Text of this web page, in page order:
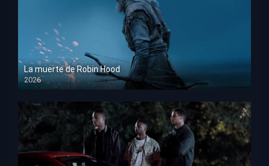
La muerte de Robin Hood
2026
HD 1080p